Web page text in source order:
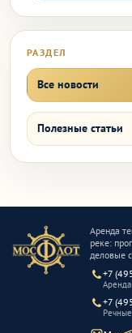
РАЗДЕЛ
Все новости
Полезные статьи
Аренда
реке:
деловые
+7
+7